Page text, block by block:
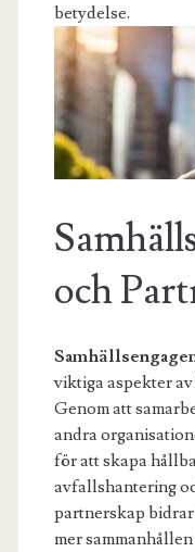
betydelse.
och
viktiga aspekter
Genom att
andra
för att skapa
avfallshantering
partnerskap
mer